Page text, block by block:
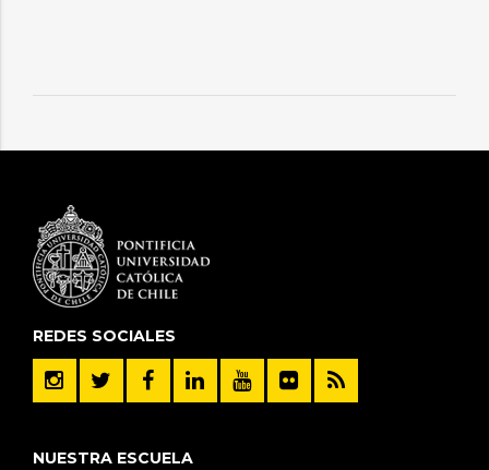
REDES SOCIALES
NUESTRA ESCUELA